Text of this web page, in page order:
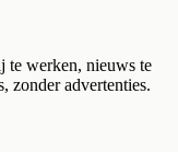
te werken, nieuws te
zonder advertenties.